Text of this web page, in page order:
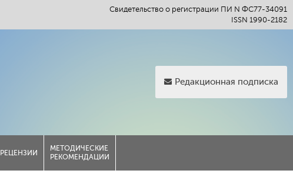
Свидетельство о регистрации ПИ N ФС77-34091
ISSN 1990-2182
Редакционная подписка
РЕЦЕНЗИИ
МЕТОДИЧЕСКИЕ
РЕКОМЕНДАЦИИ